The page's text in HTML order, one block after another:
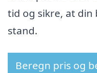
tid og sikre, at din
stand.
Beregn pris og